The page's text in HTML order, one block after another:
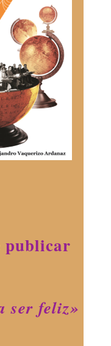
publicar
ser feliz»